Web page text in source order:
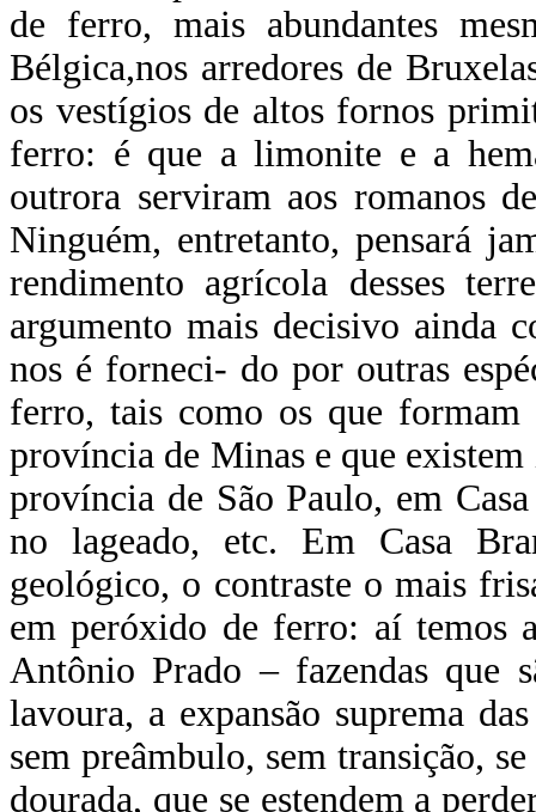
de ferro, mais abundantes
Bélgica,nos arredores de
os vestígios de altos fornos
ferro: é que a limonite e a
outrora serviram aos romanos
Ninguém, entretanto, pensará
rendimento agrícola desses
argumento mais decisivo ainda
nos é forneci- do por outras
ferro, tais como os que formam
província de Minas e que
província de São Paulo, em
no lageado, etc. Em Casa
geológico, o contraste o mais
em peróxido de ferro: aí temos
Antônio Prado – fazendas que
lavoura, a expansão suprema
sem preâmbulo, sem transição,
dourada, que se estendem a